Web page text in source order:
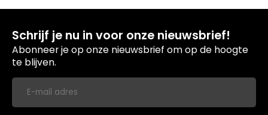
Schrijf je nu in voor onze nieuwsbrief!
Abonneer je op onze nieuwsbrief om op de hoogte
te blijven.